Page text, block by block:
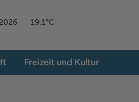
19.1°C
Freizeit und Kultur